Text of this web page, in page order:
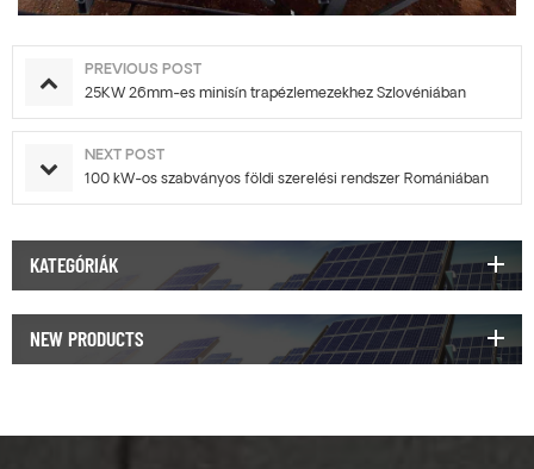
PREVIOUS POST
25KW 26mm-es minisín trapézlemezekhez Szlovéniában
NEXT POST
100 kW-os szabványos földi szerelési rendszer Romániában
KATEGÓRIÁK
NEW PRODUCTS